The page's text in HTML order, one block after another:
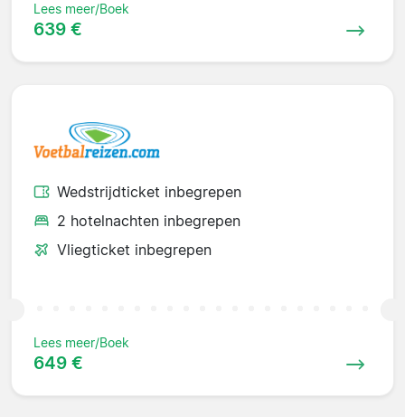
Lees meer/Boek
639 €
Wedstrijdticket inbegrepen
2 hotelnachten inbegrepen
Vliegticket inbegrepen
Lees meer/Boek
649 €